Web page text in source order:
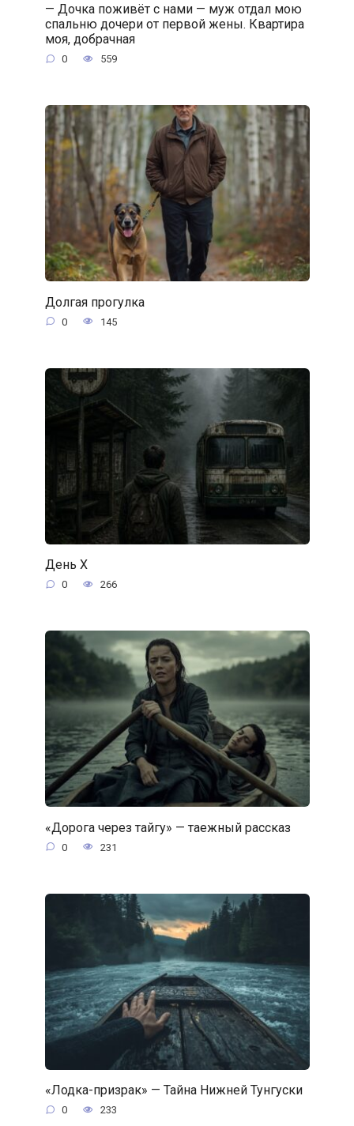
— Дочка поживёт с нами — муж отдал мою
спальню дочери от первой жены. Квартира
моя, добрачная
0 559
Долгая прогулка
0 145
День Х
0 266
«Дорога через тайгу» — таежный рассказ
0 231
«Лодка-призрак» — Тайна Нижней Тунгуски
0 233